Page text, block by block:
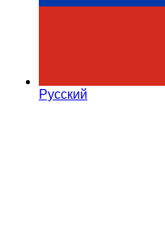
Русский